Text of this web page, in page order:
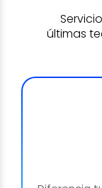
últimas